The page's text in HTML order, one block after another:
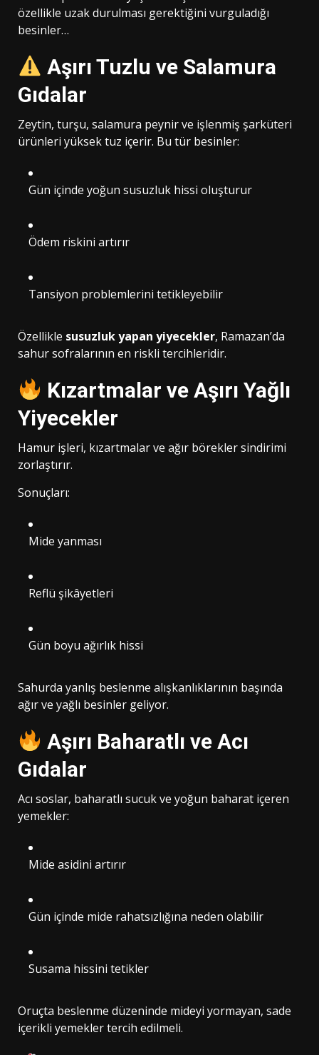
özellikle uzak durulması gerektiğini vurguladığı
besinler…
Aşırı Tuzlu ve Salamura
Gıdalar
Zeytin, turşu, salamura peynir ve işlenmiş şarküteri
ürünleri yüksek tuz içerir. Bu tür besinler:
Gün içinde yoğun susuzluk hissi oluşturur
Ödem riskini artırır
Tansiyon problemlerini tetikleyebilir
Özellikle susuzluk yapan yiyecekler, Ramazan’da
sahur sofralarının en riskli tercihleridir.
Kızartmalar ve Aşırı Yağlı
Yiyecekler
Hamur işleri, kızartmalar ve ağır börekler sindirimi
zorlaştırır.
Sonuçları:
Mide yanması
Reflü şikâyetleri
Gün boyu ağırlık hissi
Sahurda yanlış beslenme alışkanlıklarının başında
ağır ve yağlı besinler geliyor.
Aşırı Baharatlı ve Acı
Gıdalar
Acı soslar, baharatlı sucuk ve yoğun baharat içeren
yemekler:
Mide asidini artırır
Gün içinde mide rahatsızlığına neden olabilir
Susama hissini tetikler
Oruçta beslenme düzeninde mideyi yormayan, sade
içerikli yemekler tercih edilmeli.